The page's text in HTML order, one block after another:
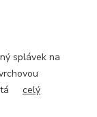
splávek na
celý